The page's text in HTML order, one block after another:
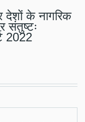
देशों के नागरिक
2022